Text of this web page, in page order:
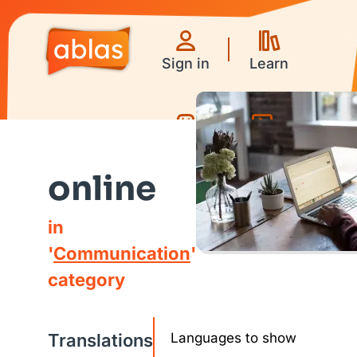
Sign in Learn
Games Videos
online
in
'Communication'
category
Translations Languages to show